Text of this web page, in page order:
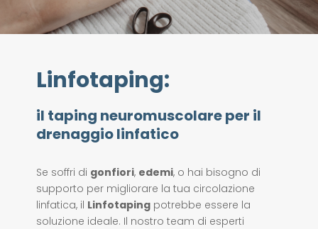
Linfotaping:
il taping neuromuscolare per il
drenaggio linfatico
Se soffri di gonfiori, edemi, o hai bisogno di
supporto per migliorare la tua circolazione
linfatica, il Linfotapingpotrebbe essere la
soluzione ideale. Il nostro team di esperti